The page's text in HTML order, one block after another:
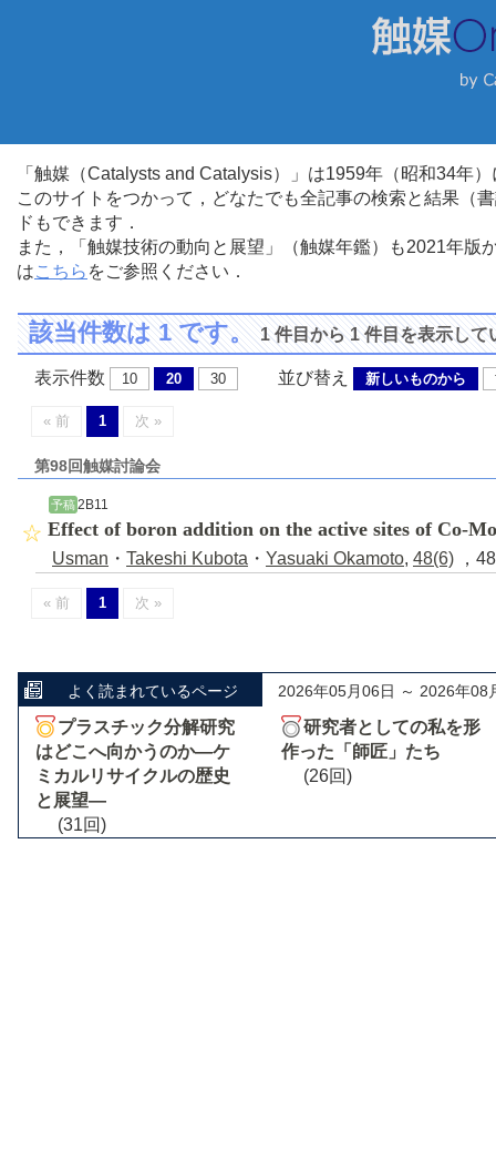
「触媒（Catalysts and Catalysis）」は1959年（昭和34年
このサイトをつかって，どなたでも全記事の検索と結果（
ドもできます．
また，「触媒技術の動向と展望」（触媒年鑑）も2021年
はこちら をご参照ください．
該当件数は 1 です。1 件目から 1 件目を表示して
表示件数 10 20 30 並び替え 新しいものから
« 前 1 次 »
第98回触媒討論会
予稿 2B11
Effect of boron addition on the active sites of Co-
Usman ・ Takeshi Kubota ・ Yasuaki Okamoto, 48(6) ，
« 前 1 次 »
よく読まれているページ 2026年05月06日 ～ 2026年08
プラスチック分解研究
はどこへ向かうのか―ケ
ミカルリサイクルの歴史
と展望―
(31回)
研究者としての私を形
作った「師匠」たち
(26回)